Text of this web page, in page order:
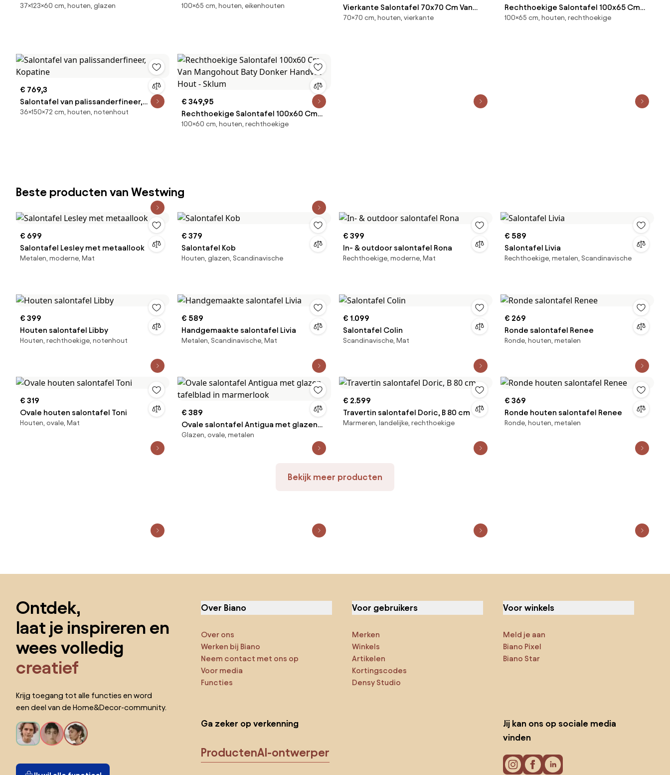
Evergreen
37×123×60 cm, houten, glazen
Van Treveris Hout Eikenhout - Sklum
100×65 cm, houten, eikenhouten
Vierkante Salontafel 70x70 Cm Van
Acaciahout Famara Lichte Acaciekleur
70×70 cm, houten, vierkante
Rechthoekige Salontafel 100x65 Cm
Van Treveris Hout Marrón Nogal Oscuro
100×65 cm, houten, rechthoekige
€ 769,3
Salontafel van palissanderfineer,
Kopatine
36×150×72 cm, houten, notenhout
€ 349,95
Rechthoekige Salontafel 100x60 Cm
Van Mangohout Baty Donker Handvat
100×60 cm, houten, rechthoekige
Beste producten van Westwing
€ 699
Salontafel Lesley met metaallook
Metalen, moderne, Mat
€ 379
Salontafel Kob
Houten, glazen, Scandinavische
€ 399
In- & outdoor salontafel Rona
Rechthoekige, moderne, Mat
€ 589
Salontafel Livia
Rechthoekige, metalen, Scandinavische
€ 399
Houten salontafel Libby
Houten, rechthoekige, notenhout
€ 589
Handgemaakte salontafel Livia
Metalen, Scandinavische, Mat
€ 1.099
Salontafel Colin
Scandinavische, Mat
€ 269
Ronde salontafel Renee
Ronde, houten, metalen
€ 319
Ovale houten salontafel Toni
Houten, ovale, Mat
€ 389
Ovale salontafel Antigua met glazen
tafelblad in marmerlook
Glazen, ovale, metalen
€ 2.599
Travertin salontafel Doric, B 80 cm
Marmeren, landelijke, rechthoekige
€ 369
Ronde houten salontafel Renee
Ronde, houten, metalen
Bekijk meer producten
Ontdek,
laat je inspireren en
wees volledig
creatief
Krijg toegang tot alle functies en word
een deel van de Home&Decor-community.
Over Biano
Over ons
Werken bij Biano
Neem contact met ons op
Voor media
Functies
Voor gebruikers
Merken
Winkels
Artikelen
Kortingscodes
Densy Studio
Voor winkels
Meld je aan
Biano Pixel
Biano Star
Ga zeker op verkenning
ProductenAI-ontwerper
Jij kan ons op sociale media
vinden